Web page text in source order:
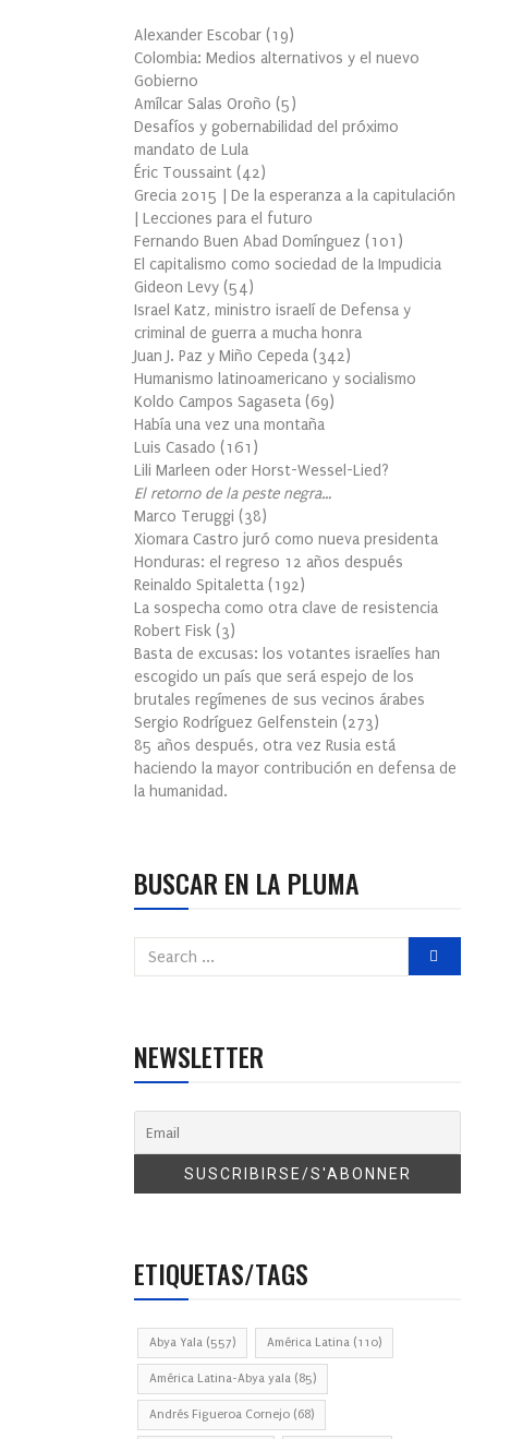
Alexander Escobar (19)
Colombia: Medios alternativos y el nuevo
Gobierno
Amílcar Salas Oroño (5)
Desafíos y gobernabilidad del próximo
mandato de Lula
Éric Toussaint (42)
Grecia 2015 | De la esperanza a la capitulación
| Lecciones para el futuro
Fernando Buen Abad Domínguez (101 )
El capitalismo como sociedad de la Impudicia
Gideon Levy (54)
Israel Katz, ministro israelí de Defensa y
criminal de guerra a mucha honra
Juan J. Paz y Miño Cepeda (342)
Humanismo latinoamericano y socialismo
Koldo Campos Sagaseta (69)
Había una vez una montaña
Luis Casado (161 )
Lili Marleen oder Horst-Wessel-Lied?
El retorno de la peste negra…
Marco Teruggi (38)
Xiomara Castro juró como nueva presidenta
Honduras: el regreso 12 años después
Reinaldo Spitaletta (192)
La sospecha como otra clave de resistencia
Robert Fisk (3)
Basta de excusas: los votantes israelíes han
escogido un país que será espejo de los
brutales regímenes de sus vecinos árabes
Sergio Rodríguez Gelfenstein (273)
85 años después, otra vez Rusia está
haciendo la mayor contribución en defensa de
la humanidad.
BUSCAR EN LA PLUMA
NEWSLETTER
ETIQUETAS/TAGS
Abya Yala (557) América Latina (110)
América Latina-Abya yala (85)
Andrés Figueroa Cornejo (68)